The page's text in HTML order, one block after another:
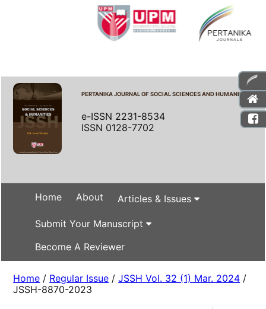
PERTANIKA JOURNAL OF SOCIAL SCIENCES AND HUMANITIES
e-ISSN 2231-8534
ISSN 0128-7702
Home About Articles & Issues
Submit Your Manuscript
Become A Reviewer
Home / Regular Issue /JSSH Vol. 32 (1) Mar. 2024 /
JSSH-8870-2023